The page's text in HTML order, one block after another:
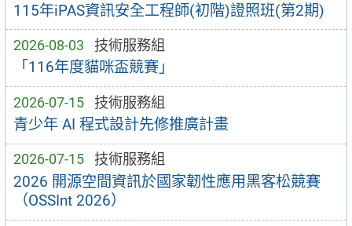
115年iPAS資訊安全工程師(初階)證照班(第2期)
2026-08-03 技術服務組
「116年度貓咪盃競賽」
2026-07-15 技術服務組
青少年 AI 程式設計先修推廣計畫
2026-07-15 技術服務組
2026 開源空間資訊於國家韌性應用黑客松競賽
（OSSInt 2026）